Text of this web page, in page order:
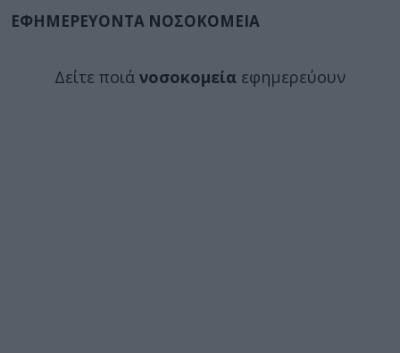
ΕΦΗΜΕΡΕΥΟΝΤΑ ΝΟΣΟΚΟΜΕΙΑ
Δείτε ποιά νοσοκομεία εφημερεύουν